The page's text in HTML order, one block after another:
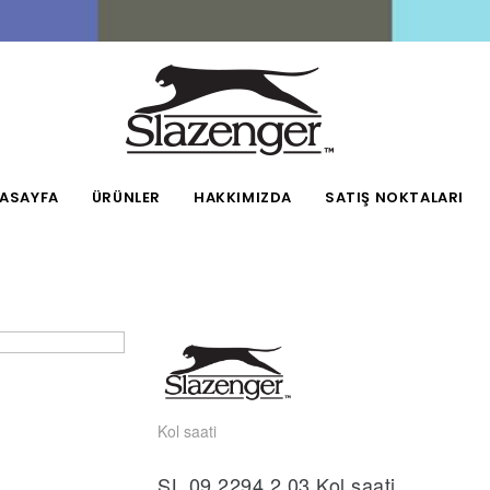
ÜRÜNLER HAKKIMIZDA SATIŞ NOKTALARI
Kol saati
SL.09.2294.2.03 Kol saati